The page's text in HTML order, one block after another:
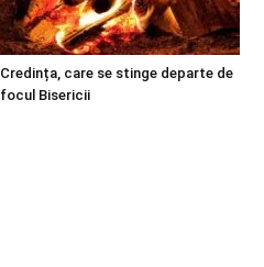
Credința, care se stinge departe de
focul Bisericii